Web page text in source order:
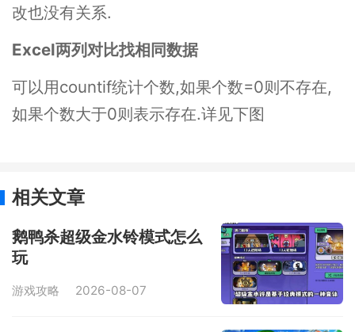
改也没有关系.
Excel两列对比找相同数据
可以用countif统计个数,如果个数=0则不存在,
如果个数大于0则表示存在.详见下图
相关文章
鹅鸭杀超级金水铃模式怎么
玩
游戏攻略 2026-08-07